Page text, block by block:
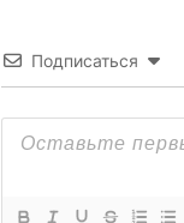
Подписаться